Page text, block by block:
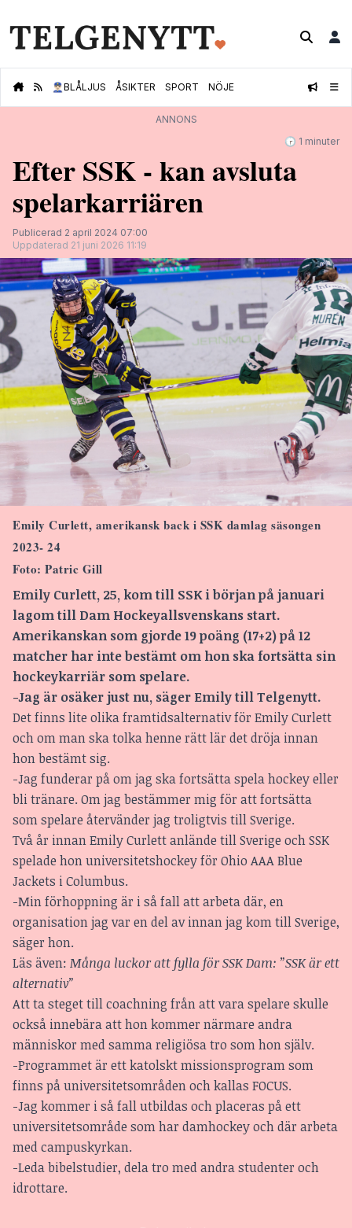
👮🏻‍♂️BLÅLJUS ÅSIKTER SPORT NÖJE
ANNONS
🕝 1 minuter
Efter SSK - kan avsluta
spelarkarriären
Publicerad 2 april 2024 07:00
Uppdaterad 21 juni 2026 11:19
Emily Curlett, amerikansk back i SSK damlag säsongen
2023- 24
Foto: Patric Gill
Emily Curlett, 25, kom till SSK i början på januari
lagom till Dam Hockeyallsvenskans start.
Amerikanskan som gjorde 19 poäng (17+2) på 12
matcher har inte bestämt om hon ska fortsätta sin
hockeykarriär som spelare.
-Jag är osäker just nu, säger Emily till Telgenytt.
Det finns lite olika framtidsalternativ för Emily Curlett
och om man ska tolka henne rätt lär det dröja innan
hon bestämt sig.
-Jag funderar på om jag ska fortsätta spela hockey eller
bli tränare. Om jag bestämmer mig för att fortsätta
som spelare återvänder jag troligtvis till Sverige.
Två år innan Emily Curlett anlände till Sverige och SSK
spelade hon universitetshockey för Ohio AAA Blue
Jackets i Columbus.
-Min förhoppning är i så fall att arbeta där, en
organisation jag var en del av innan jag kom till Sverige,
säger hon.
Läs även: Många luckor att fylla för SSK Dam: ”SSK är ett
alternativ”
Att ta steget till coachning från att vara spelare skulle
också innebära att hon kommer närmare andra
människor med samma religiösa tro som hon själv.
-Programmet är ett katolskt missionsprogram som
finns på universitetsområden och kallas FOCUS.
-Jag kommer i så fall utbildas och placeras på ett
universitetsområde som har damhockey och där arbeta
med campuskyrkan.
-Leda bibelstudier, dela tro med andra studenter och
idrottare.